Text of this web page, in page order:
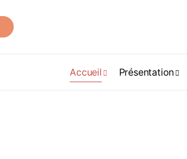
Accueil Présentation